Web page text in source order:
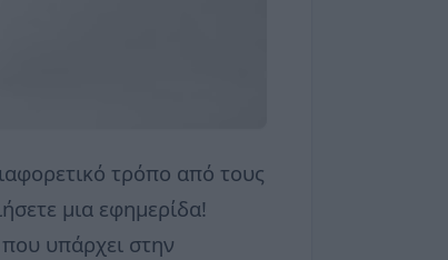
τρόπο από τους
μια εφημερίδα!
που υπάρχει στην